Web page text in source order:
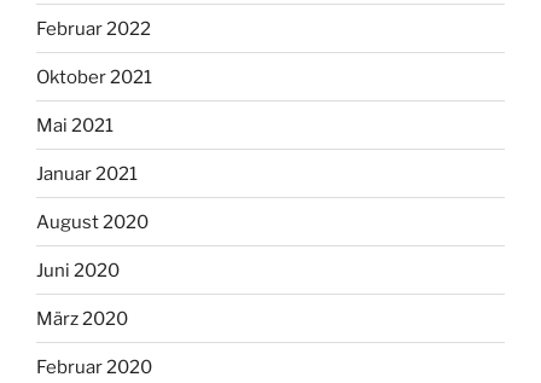
Februar 2022
Oktober 2021
Mai 2021
Januar 2021
August 2020
Juni 2020
März 2020
Februar 2020